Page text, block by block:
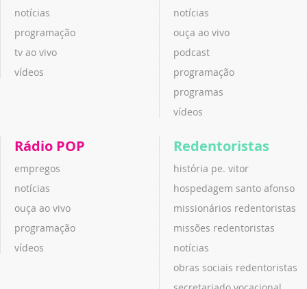
notícias
programação
tv ao vivo
vídeos
notícias
ouça ao vivo
podcast
programação
programas
vídeos
Rádio POP
empregos
notícias
ouça ao vivo
programação
vídeos
Redentoristas
história pe. vitor
hospedagem santo afonso
missionários redentoristas
missões redentoristas
notícias
obras sociais redentoristas